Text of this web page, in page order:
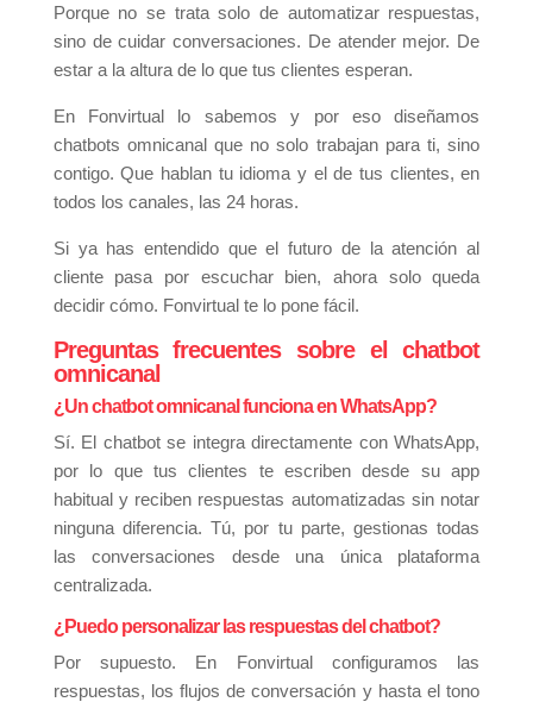
Porque no se trata solo de automatizar respuestas,
sino de cuidar conversaciones. De atender mejor. De
estar a la altura de lo que tus clientes esperan.
En Fonvirtual lo sabemos y por eso diseñamos
chatbots omnicanal que no solo trabajan para ti, sino
contigo. Que hablan tu idioma y el de tus clientes, en
todos los canales, las 24 horas.
Si ya has entendido que el futuro de la atención al
cliente pasa por escuchar bien, ahora solo queda
decidir cómo. Fonvirtual te lo pone fácil.
Preguntas frecuentes sobre el chatbot
omnicanal
¿Un chatbot omnicanal funciona en WhatsApp?
Sí. El chatbot se integra directamente con WhatsApp,
por lo que tus clientes te escriben desde su app
habitual y reciben respuestas automatizadas sin notar
ninguna diferencia. Tú, por tu parte, gestionas todas
las conversaciones desde una única plataforma
centralizada.
¿Puedo personalizar las respuestas del chatbot?
Por supuesto. En Fonvirtual configuramos las
respuestas, los flujos de conversación y hasta el tono